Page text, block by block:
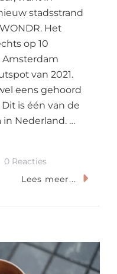
stadsstrand
Het
op 10
van 2021.
eens gehoord
is één van de
Nederland. …
0 ReactiesOp
Pink
Is
Waar
Lees meer...